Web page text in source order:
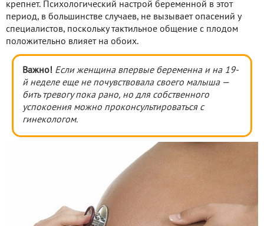
крепнет. Психологический настрой беременной в этот
период, в большинстве случаев, не вызывает опасений у
специалистов, поскольку тактильное общение с плодом
положительно влияет на обоих.
Важно! Если женщина впервые беременна и на 19-
й неделе еще не почувствовала своего малыша —
бить тревогу пока рано, но для собственного
успокоения можно проконсультироваться с
гинекологом.